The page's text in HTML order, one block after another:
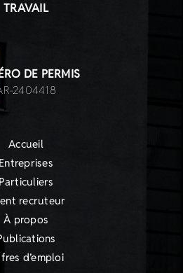
TRAVAIL
DE PERMIS
2404418
Accueil
Entreprises
Particuliers
recruteur
À propos
d’emploi